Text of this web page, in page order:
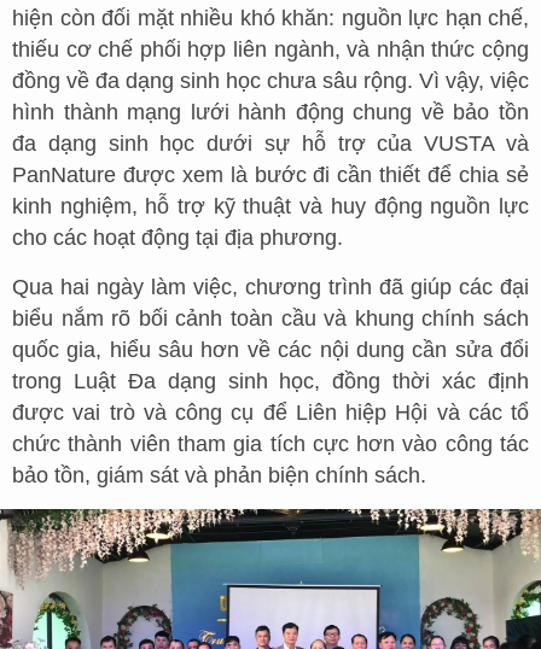
hiện còn đối mặt nhiều khó khăn: nguồn lực hạn chế,
thiếu cơ chế phối hợp liên ngành, và nhận thức cộng
đồng về đa dạng sinh học chưa sâu rộng. Vì vậy, việc
hình thành mạng lưới hành động chung về bảo tồn
đa dạng sinh học dưới sự hỗ trợ của VUSTA và
PanNature được xem là bước đi cần thiết để chia sẻ
kinh nghiệm, hỗ trợ kỹ thuật và huy động nguồn lực
cho các hoạt động tại địa phương.
Qua hai ngày làm việc, chương trình đã giúp các đại
biểu nắm rõ bối cảnh toàn cầu và khung chính sách
quốc gia, hiểu sâu hơn về các nội dung cần sửa đổi
trong Luật Đa dạng sinh học, đồng thời xác định
được vai trò và công cụ để Liên hiệp Hội và các tổ
chức thành viên tham gia tích cực hơn vào công tác
bảo tồn, giám sát và phản biện chính sách.